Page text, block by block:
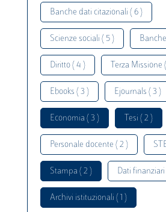
Banche dati citazionali ( 6 )
Scienze sociali ( 5 )
Diritto ( 4 ) Terza Missione
Ebooks ( 3 ) Ejournals ( 3 )
Economia ( 3 ) Tesi ( 2 )
Personale docente ( 2 )
Stampa ( 2 ) Dati finanziari
Archivi istituzionali ( 1 )